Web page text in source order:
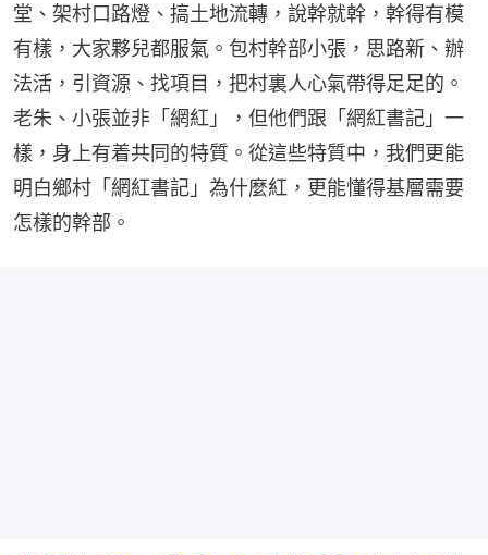
堂、架村口路燈、搞土地流轉，說幹就幹，幹得有模
有樣，大家夥兒都服氣。包村幹部小張，思路新、辦
法活，引資源、找項目，把村裏人心氣帶得足足的。
老朱、小張並非「網紅」，但他們跟「網紅書記」一
樣，身上有着共同的特質。從這些特質中，我們更能
明白鄉村「網紅書記」為什麼紅，更能懂得基層需要
怎樣的幹部。